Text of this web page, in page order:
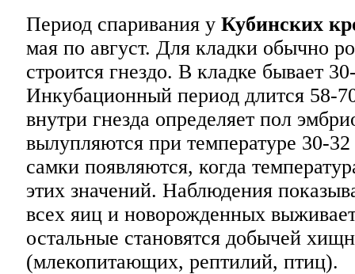
Период спаривания у Кубинских
мая по август. Для кладки обычно
строится гнездо. В кладке бывает
Инкубационный период длится 58-
внутри гнезда определяет пол
вылупляются при температуре 30-
самки появляются, когда
этих значений. Наблюдения
всех яиц и новорожденных
остальные становятся добычей
(млекопитающих, рептилий, птиц).